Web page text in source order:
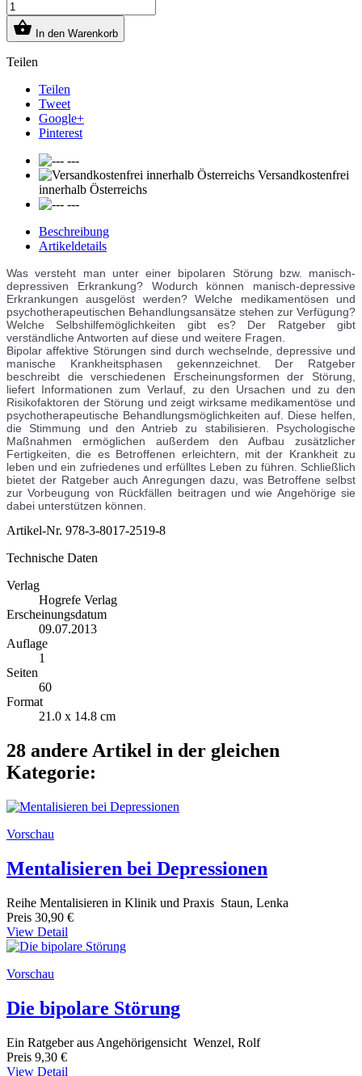
 In den Warenkorb
Teilen
Teilen
Tweet
Google+
Pinterest
---
Versandkostenfrei
innerhalb Österreichs
---
Beschreibung
Artikeldetails
Was versteht man unter einer bipolaren Störung bzw. manisch-
depressiven Erkrankung? Wodurch können manisch-depressive
Erkrankungen ausgelöst werden? Welche medikamentösen und
psychotherapeutischen Behandlungsansätze stehen zur Verfügung?
Welche Selbshilfemöglichkeiten gibt es? Der Ratgeber gibt
verständliche Antworten auf diese und weitere Fragen.
Bipolar affektive Störungen sind durch wechselnde, depressive und
manische Krankheitsphasen gekennzeichnet. Der Ratgeber
beschreibt die verschiedenen Erscheinungsformen der Störung,
liefert Informationen zum Verlauf, zu den Ursachen und zu den
Risikofaktoren der Störung und zeigt wirksame medikamentöse und
psychotherapeutische Behandlungsmöglichkeiten auf. Diese helfen,
die Stimmung und den Antrieb zu stabilisieren. Psychologische
Maßnahmen ermöglichen außerdem den Aufbau zusätzlicher
Fertigkeiten, die es Betroffenen erleichtern, mit der Krankheit zu
leben und ein zufriedenes und erfülltes Leben zu führen. Schließlich
bietet der Ratgeber auch Anregungen dazu, was Betroffene selbst
zur Vorbeugung von Rückfällen beitragen und wie Angehörige sie
dabei unterstützen können.
Artikel-Nr. 978-3-8017-2519-8
Technische Daten
Verlag
Hogrefe Verlag
Erscheinungsdatum
09.07.2013
Auflage
1
Seiten
60
Format
21.0 x 14.8 cm
28 andere Artikel in der gleichen
Kategorie:
Vorschau
Mentalisieren bei Depressionen
Reihe Mentalisieren in Klinik und Praxis Staun, Lenka
Preis 30,90 €
View Detail
Vorschau
Die bipolare Störung
Ein Ratgeber aus Angehörigensicht Wenzel, Rolf
Preis 9,30 €
View Detail